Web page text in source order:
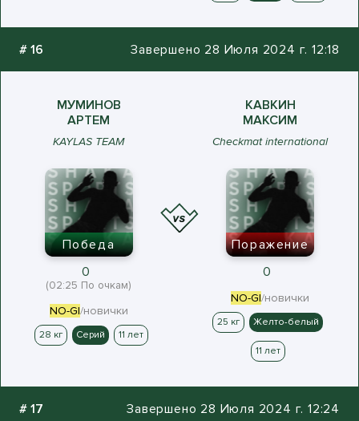
# 16 Завершено 28 Июля 2024 г. 12:18
МУМИНОВ
АРТЕМ
KAYLAS TEAM
КАВКИН
МАКСИМ
Checkmat international
Победа
0
(02:25 По очкам)
NO-GI/новички
28 кг Серий 11 лет
Поражение
0
NO-GI/новички
25 кг Желто-белый
11 лет
# 17 Завершено 28 Июля 2024 г. 12:24